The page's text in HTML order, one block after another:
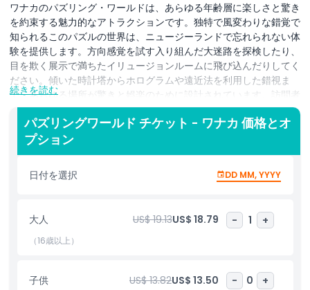
ワナカのパズリング・ワールドは、あらゆる年齢層に楽しさと驚き
を約束する魅力的なアトラクションです。独特で風変わりな錯覚で
知られるこのパズルの世界は、ニュージーランドで忘れられない体
験を提供します。方向感覚を試す入り組んだ大迷路を探検したり、
目を欺く展示で満ちたイリュージョンルームに飛び込んだりしてく
ださい。傾いた時計塔からホログラムや遠近法を利用した錯視ま
で、あらゆる場所が驚きと娯楽のために設計されています。訪問者
はパズルセンターでインタラクティブなパズルやゲームも楽しめる
ため、家族や友人と一緒に過ごすのに最適なスポットです。視覚ト
リックのファンでも、ワナカで何かユニークなことを探しているだ
けでも、パズリング・ワールドは楽しさと創造性が融合した必訪の
目的地です。
ハイライト
続きを読む
パズリングワールド チケット - ワナカ 価格とオ
プション
日付を選択 DD MM, YYYY
大人 US$ 19.13US$ 18.79 - 1 +
（16歳以上）
子供 US$ 13.82US$ 13.50 - 0 +